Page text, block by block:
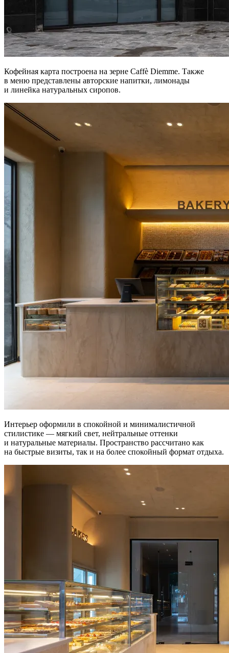
Кофейная карта построена на зерне Caffè Diemme. Также
в меню представлены авторские напитки, лимонады
и линейка натуральных сиропов.
Интерьер оформили в спокойной и минималистичной
стилистике — мягкий свет, нейтральные оттенки
и натуральные материалы. Пространство рассчитано как
на быстрые визиты, так и на более спокойный формат отдыха.